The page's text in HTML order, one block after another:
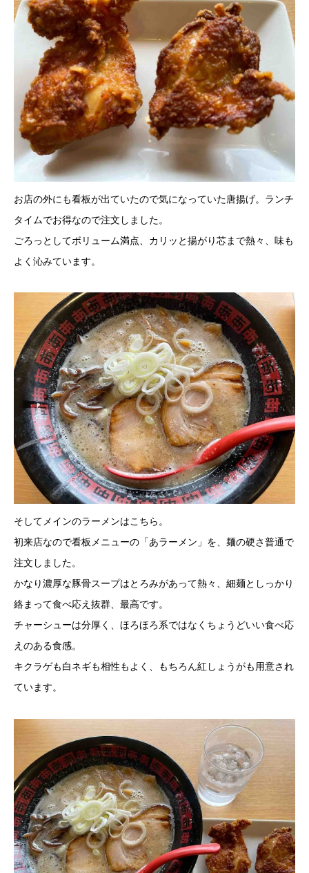
お店の外にも看板が出ていたので気になっていた唐揚げ。ランチ
タイムでお得なので注文しました。
ごろっとしてボリューム満点、カリッと揚がり芯まで熱々、味も
よく沁みています。
そしてメインのラーメンはこちら。
初来店なので看板メニューの「あラーメン」を、麺の硬さ普通で
注文しました。
かなり濃厚な豚骨スープはとろみがあって熱々、細麺としっかり
絡まって食べ応え抜群、最高です。
チャーシューは分厚く、ほろほろ系ではなくちょうどいい食べ応
えのある食感。
キクラゲも白ネギも相性もよく、もちろん紅しょうがも用意され
ています。